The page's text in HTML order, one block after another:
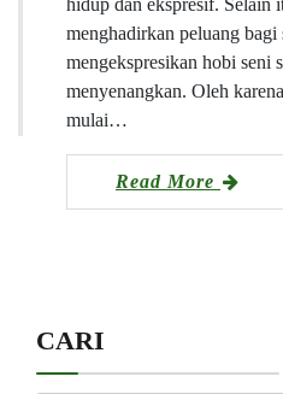
hidup dan ekspresif. Selain
menghadirkan peluang bagi
mengekspresikan hobi seni
menyenangkan. Oleh
mulai…
Read More
CARI